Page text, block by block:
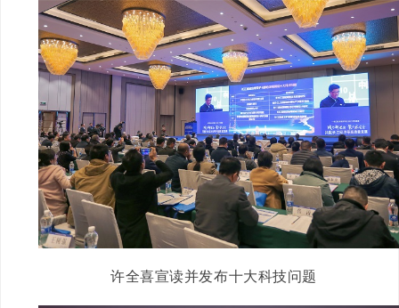
许全喜宣读并发布十大科技问题